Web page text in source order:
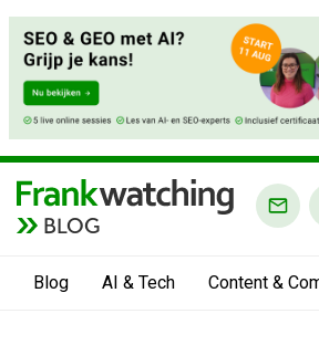
BLOG
Blog AI & Tech Content &